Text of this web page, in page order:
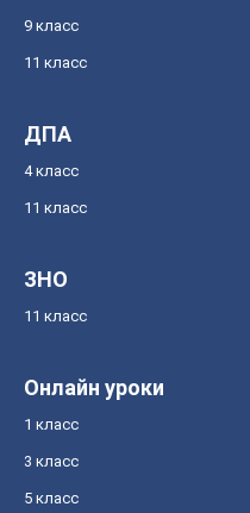
9 класс
11 класс
ДПА
4 класс
11 класс
ЗНО
11 класс
Онлайн уроки
1 класс
3 класс
5 класс